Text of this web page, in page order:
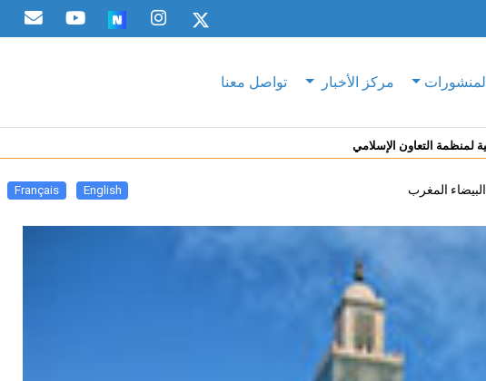
مركز الأخبار تواصل معنا
لمنظمة التعاون الإسلامي
البيضاء المغرب English
Français